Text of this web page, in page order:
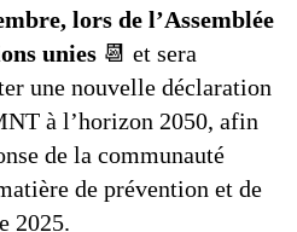
lors de l’Assemblée
unies 📆 et sera
une nouvelle déclaration
à l’horizon 2050, afin
de la communauté
de prévention et de
2025.